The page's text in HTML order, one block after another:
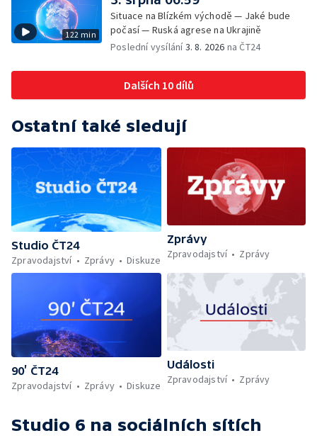
122 min
Situace na Blízkém východě — Jaké bude
počasí — Ruská agrese na Ukrajině
Poslední vysílání3. 8. 2026 na ČT24
Dalších 10 dílů
Ostatní také sledují
Studio ČT24
Zpravodajství
Zprávy Diskuze
Zprávy
Zpravodajství
Zprávy
90’ ČT24
Zpravodajství
Zprávy Diskuze
Události
Zpravodajství
Zprávy
Studio 6 na sociálních sítích